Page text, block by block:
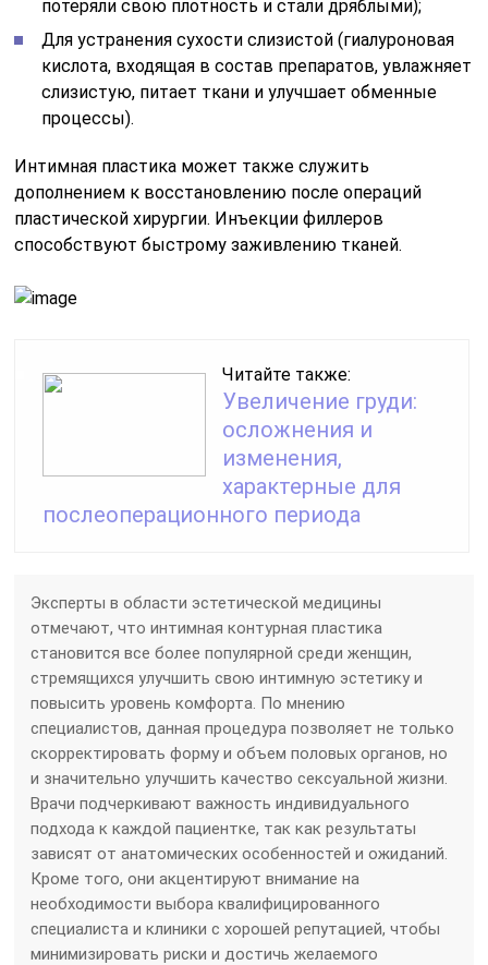
потеряли свою плотность и стали дряблыми);
Для устранения сухости слизистой (гиалуроновая
кислота, входящая в состав препаратов, увлажняет
слизистую, питает ткани и улучшает обменные
процессы).
Интимная пластика может также служить
дополнением к восстановлению после операций
пластической хирургии. Инъекции филлеров
способствуют быстрому заживлению тканей.
Читайте также:
Увеличение груди:
осложнения и
изменения,
характерные для
послеоперационного периода
Эксперты в области эстетической медицины
отмечают, что интимная контурная пластика
становится все более популярной среди женщин,
стремящихся улучшить свою интимную эстетику и
повысить уровень комфорта. По мнению
специалистов, данная процедура позволяет не только
скорректировать форму и объем половых органов, но
и значительно улучшить качество сексуальной жизни.
Врачи подчеркивают важность индивидуального
подхода к каждой пациентке, так как результаты
зависят от анатомических особенностей и ожиданий.
Кроме того, они акцентируют внимание на
необходимости выбора квалифицированного
специалиста и клиники с хорошей репутацией, чтобы
минимизировать риски и достичь желаемого